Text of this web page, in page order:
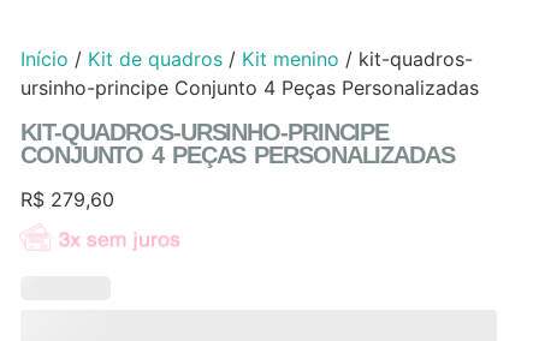
Início / Kit de quadros / Kit menino / kit-quadros-
ursinho-principe Conjunto 4 Peças Personalizadas
KIT-QUADROS-URSINHO-PRINCIPE
CONJUNTO 4 PEÇAS PERSONALIZADAS
R$ 279,60